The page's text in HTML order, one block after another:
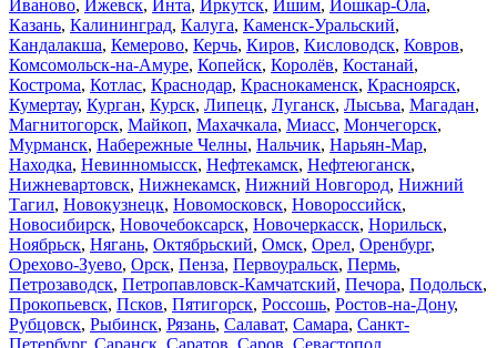
Иваново, Ижевск, Инта, Иркутск, Ишим, Йошкар-Ола,
Казань, Калининград, Калуга, Каменск-Уральский,
Кандалакша, Кемерово, Керчь, Киров, Кисловодск, Ковров,
Комсомольск-на-Амуре, Копейск, Королёв, Костанай,
Кострома, Котлас, Краснодар, Краснокаменск, Красноярск,
Кумертау, Курган, Курск, Липецк, Луганск, Лысьва, Магадан,
Магнитогорск, Майкоп, Махачкала, Миасс, Мончегорск,
Мурманск, Набережные Челны, Нальчик, Нарьян-Мар,
Находка, Невинномысск, Нефтекамск, Нефтеюганск,
Нижневартовск, Нижнекамск, Нижний Новгород, Нижний
Тагил, Новокузнецк, Новомосковск, Новороссийск,
Новосибирск, Новочебоксарск, Новочеркасск, Норильск,
Ноябрьск, Нягань, Октябрьский, Омск, Орел, Оренбург,
Орехово-Зуево, Орск, Пенза, Первоуральск, Пермь,
Петрозаводск, Петропавловск-Камчатский, Печора, Подольск,
Прокопьевск, Псков, Пятигорск, Россошь, Ростов-на-Дону,
Рубцовск, Рыбинск, Рязань, Салават, Самара, Санкт-